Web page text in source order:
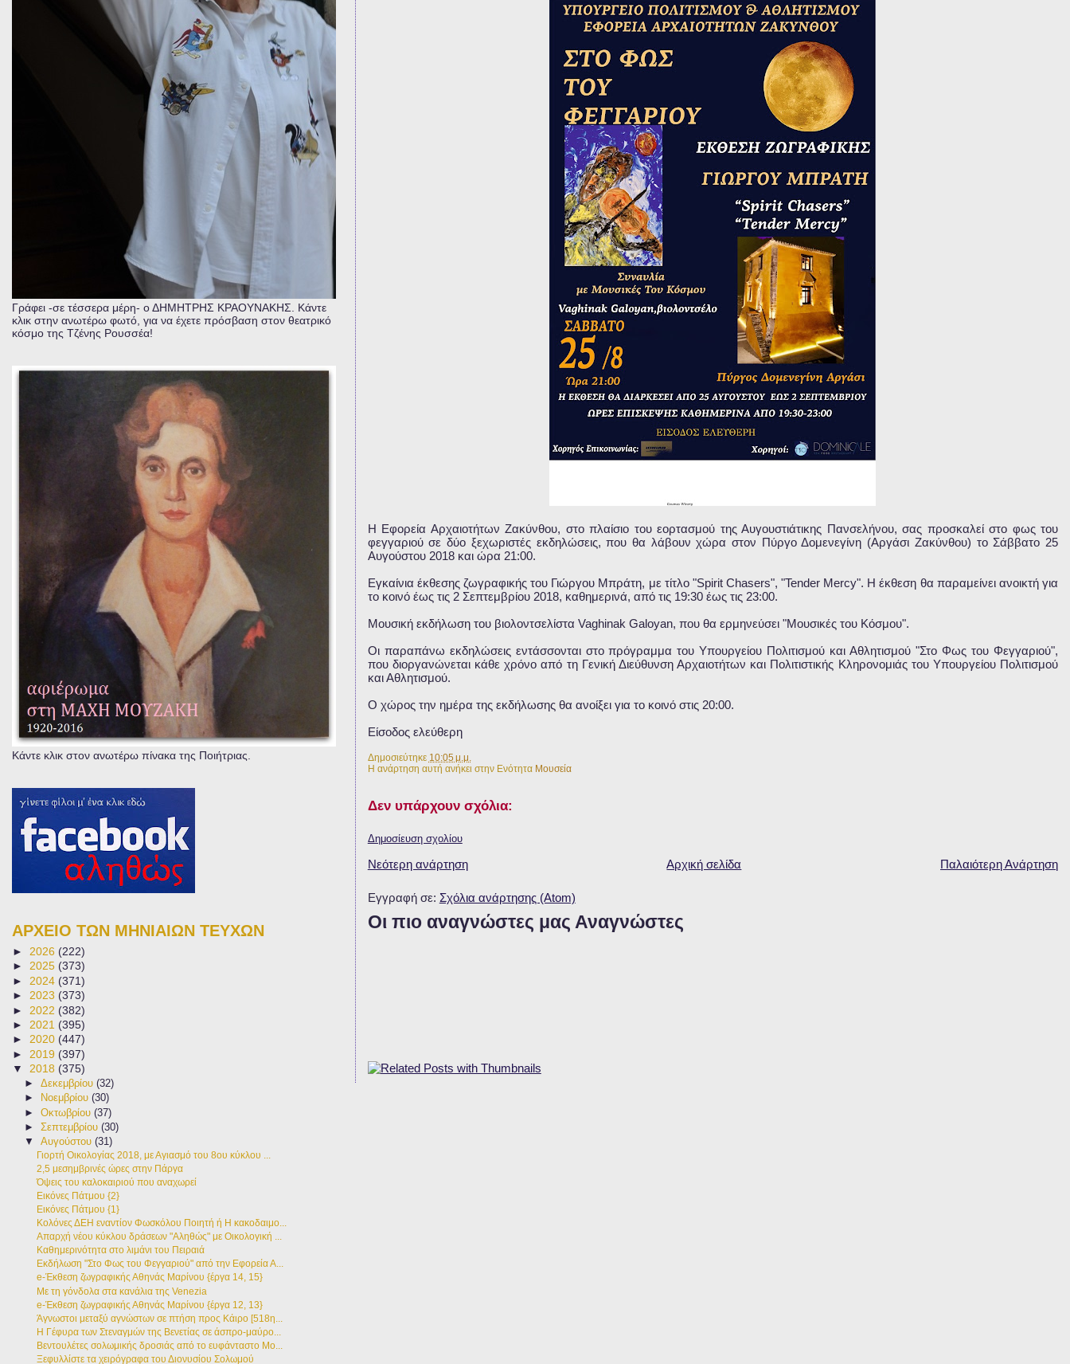
Η Εφορεία Αρχαιοτήτων Ζακύνθου, στο πλαίσιο του εορτασμού της Αυγουστιάτικης Πανσελήνου, σας προσκαλεί στο φως του
φεγγαριού σε δύο ξεχωριστές εκδηλώσεις, που θα λάβουν χώρα στον Πύργο Δομενεγίνη (Αργάσι Ζακύνθου) το Σάββατο 25
Αυγούστου 2018 και ώρα 21:00.
Εγκαίνια έκθεσης ζωγραφικής του Γιώργου Μπράτη, με τίτλο "Spirit Chasers", "Tender Mercy". Η έκθεση θα παραμείνει ανοικτή για
το κοινό έως τις 2 Σεπτεμβρίου 2018, καθημερινά, από τις 19:30 έως τις 23:00.
Μουσική εκδήλωση του βιολοντσελίστα Vaghinak Galoyan, που θα ερμηνεύσει "Μουσικές του Κόσμου".
Οι παραπάνω εκδηλώσεις εντάσσονται στο πρόγραμμα του Υπουργείου Πολιτισμού και Αθλητισμού "Στο Φως του Φεγγαριού",
που διοργανώνεται κάθε χρόνο από τη Γενική Διεύθυνση Αρχαιοτήτων και Πολιτιστικής Κληρονομιάς του Υπουργείου Πολιτισμού
και Αθλητισμού.
Ο χώρος την ημέρα της εκδήλωσης θα ανοίξει για το κοινό στις 20:00.
Είσοδος ελεύθερη
Δημοσιεύτηκε 10:05 μ.μ.
Η ανάρτηση αυτή ανήκει στην Ενότητα Μουσεία
Δεν υπάρχουν σχόλια:
Δημοσίευση σχολίου
Νεότερη ανάρτηση Παλαιότερη Ανάρτηση
Αρχική σελίδα
Εγγραφή σε: Σχόλια ανάρτησης (Atom)
Οι πιο αναγνώστες μας Αναγνώστες
Γράφει -σε τέσσερα μέρη- ο ΔΗΜΗΤΡΗΣ ΚΡΑΟΥΝΑΚΗΣ. Κάντε
κλικ στην ανωτέρω φωτό, για να έχετε πρόσβαση στον θεατρικό
κόσμο της Τζένης Ρουσσέα!
Κάντε κλικ στον ανωτέρω πίνακα της Ποιήτριας.
ΑΡΧΕΙΟ ΤΩΝ ΜΗΝΙΑΙΩΝ ΤΕΥΧΩΝ
► 2026 (222)
► 2025 (373)
► 2024 (371)
► 2023 (373)
► 2022 (382)
► 2021 (395)
► 2020 (447)
► 2019 (397)
▼ 2018 (375)
►Δεκεμβρίου(32)
►
Νοεμβρίου(30)
►Οκτωβρίου(37)
►Σεπτεμβρίου(30)
▼Αυγούστου(31)
Γιορτή Οικολογίας 2018, με Αγιασμό του 8ου κύκλου ...
2,5 μεσημβρινές ώρες στην Πάργα
Όψεις του καλοκαιριού που αναχωρεί
Εικόνες Πάτμου {2}
Εικόνες Πάτμου {1}
Κολόνες ΔΕΗ εναντίον Φωσκόλου Ποιητή ή Η κακοδαιμο...
Απαρχή νέου κύκλου δράσεων "Αληθώς" με Οικολογική ...
Καθημερινότητα στο λιμάνι του Πειραιά
Εκδήλωση "Στο Φως του Φεγγαριού" από την Εφορεία Α...
e-Έκθεση ζωγραφικής Αθηνάς Μαρίνου {έργα 14, 15}
Με τη γόνδολα στα κανάλια της Venezia
e-Έκθεση ζωγραφικής Αθηνάς Μαρίνου {έργα 12, 13}
Άγνωστοι μεταξύ αγνώστων σε πτήση προς Κάιρο [518η...
Η Γέφυρα των Στεναγμών της Βενετίας σε άσπρο-μαύρο...
Βεντουλέτες σολωμικής δροσιάς από το ευφάνταστο Μο...
Ξεφυλλίστε τα χειρόγραφα του Διονυσίου Σολωμού